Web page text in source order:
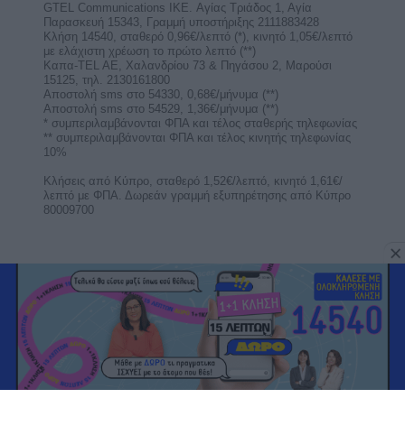
GTEL Communications IKE. Αγίας Τριάδος 1, Αγία
Παρασκευή 15343, Γραμμή υποστήριξης 2111883428
Κλήση 14540, σταθερό 0,96€/λεπτό (*), κινητό 1,05€/λεπτό
με ελάχιστη χρέωση το πρώτο λεπτό (**)
Καπα-TEL AE, Χαλανδρίου 73 & Πηγάσου 2, Μαρούσι
15125, τηλ. 2130161800
Αποστολή sms στο 54330, 0,68€/μήνυμα (**)
Αποστολή sms στο 54529, 1,36€/μήνυμα (**)
* συμπεριλαμβάνονται ΦΠΑ και τέλος σταθερής τηλεφωνίας
** συμπεριλαμβάνονται ΦΠΑ και τέλος κινητής τηλεφωνίας
10%
Κλήσεις από Κύπρο, σταθερό 1,52€/λεπτό, κινητό 1,61€/
λεπτό με ΦΠΑ. Δωρεάν γραμμή εξυπηρέτησης από Κύπρο
80009700